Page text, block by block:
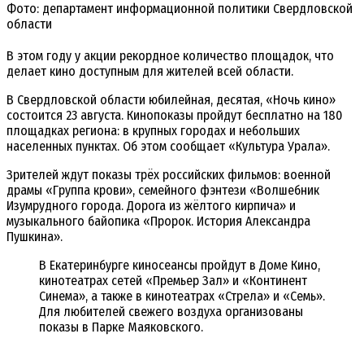
Фото: департамент информационной политики Свердловской
области
В этом году у акции рекордное количество площадок, что
делает кино доступным для жителей всей области.
В Свердловской области юбилейная, десятая, «Ночь кино»
состоится 23 августа. Кинопоказы пройдут бесплатно на 180
площадках региона: в крупных городах и небольших
населенных пунктах. Об этом сообщает «Культура Урала».
Зрителей ждут показы трёх российских фильмов: военной
драмы «Группа крови», семейного фэнтези «Волшебник
Изумрудного города. Дорога из жёлтого кирпича» и
музыкального байопика «Пророк. История Александра
Пушкина».
В Екатеринбурге киносеансы пройдут в Доме Кино,
кинотеатрах сетей «Премьер Зал» и «Континент
Синема», а также в кинотеатрах «Стрела» и «Семь».
Для любителей свежего воздуха организованы
показы в Парке Маяковского.